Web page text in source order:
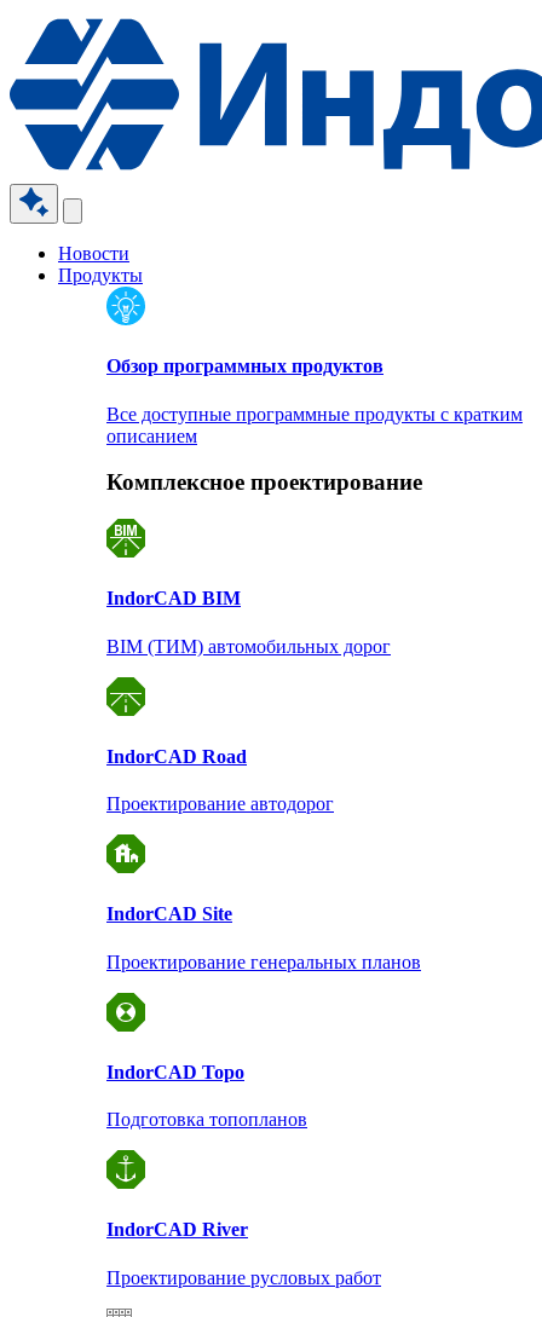
Новости
Продукты
Обзор программных продуктов
Все доступные программные продукты с кратким
описанием
Комплексное проектирование
IndorCAD BIM
BIM (ТИМ) автомобильных дорог
IndorCAD Road
Проектирование автодорог
IndorCAD Site
Проектирование генеральных планов
IndorCAD Topo
Подготовка топопланов
IndorCAD River
Проектирование русловых работ